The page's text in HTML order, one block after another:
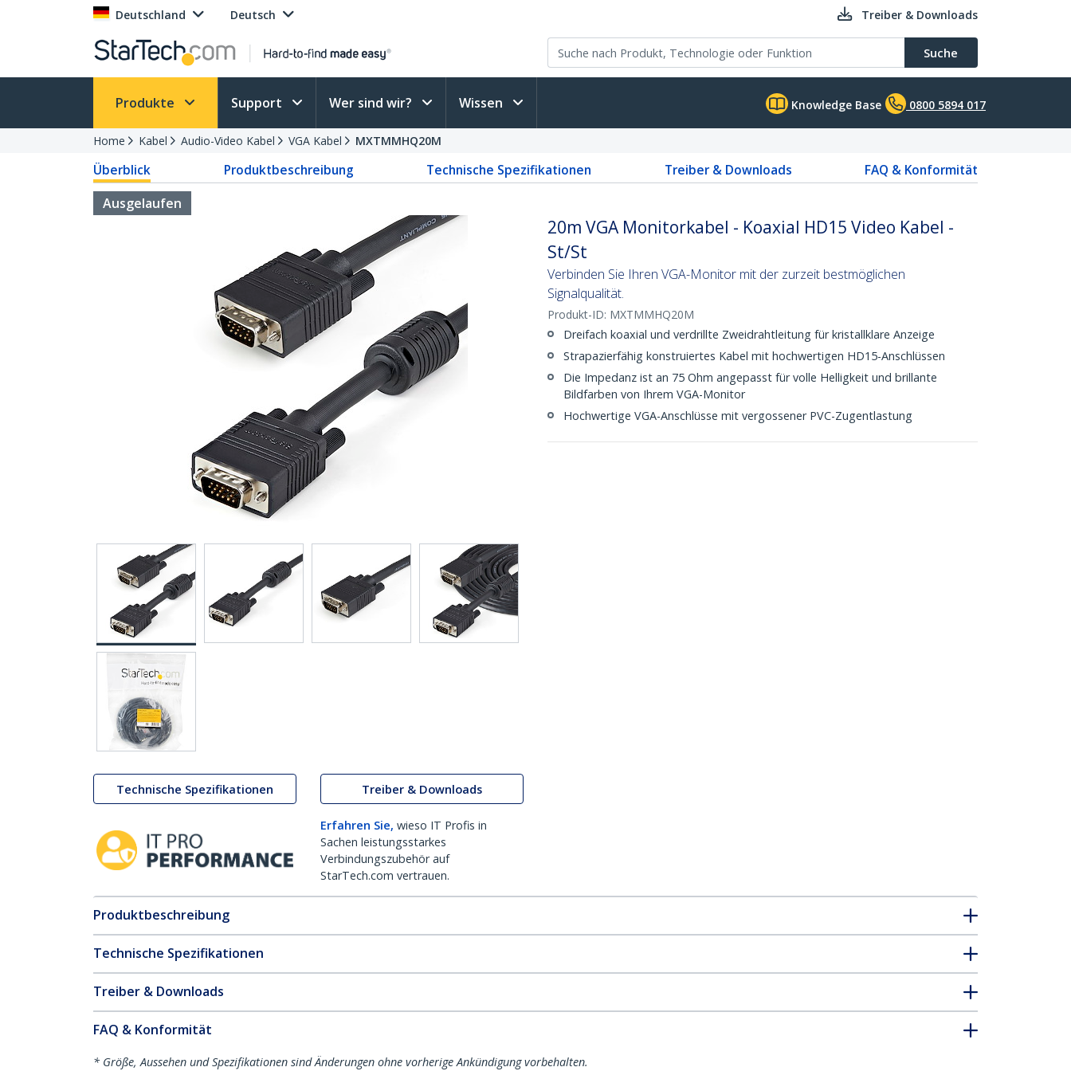
Deutschland Deutsch Treiber & Downloads
Suche
Produkte Support Wer sind wir? Wissen Knowledge Base 0800 5894 017
Home Kabel Audio-Video Kabel VGA Kabel MXTMMHQ20M
Überblick Produktbeschreibung Technische Spezifikationen Treiber & Downloads
FAQ & Konformität
Ausgelaufen
Technische Spezifikationen Treiber & Downloads
Erfahren Sie, wieso IT Profis in
Sachen leistungsstarkes
Verbindungszubehör auf
StarTech.com vertrauen.
20m VGA Monitorkabel - Koaxial HD15 Video Kabel -
St/St
Verbinden Sie Ihren VGA-Monitor mit der zurzeit bestmöglichen
Signalqualität.
Produkt-ID: MXTMMHQ20M
Dreifach koaxial und verdrillte Zweidrahtleitung für kristallklare Anzeige
Strapazierfähig konstruiertes Kabel mit hochwertigen HD15-Anschlüssen
Die Impedanz ist an 75 Ohm angepasst für volle Helligkeit und brillante
Bildfarben von Ihrem VGA-Monitor
Hochwertige VGA-Anschlüsse mit vergossener PVC-Zugentlastung
Produktbeschreibung
Technische Spezifikationen
Treiber & Downloads
FAQ & Konformität
* Größe, Aussehen und Spezifikationen sind Änderungen ohne vorherige Ankündigung vorbehalten.